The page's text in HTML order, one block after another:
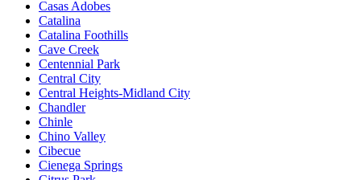
Casas Adobes
Catalina
Catalina Foothills
Cave Creek
Centennial Park
Central City
Central Heights-Midland City
Chandler
Chinle
Chino Valley
Cibecue
Cienega Springs